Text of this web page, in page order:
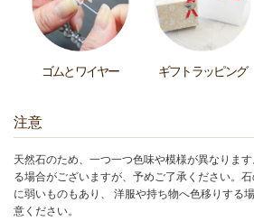
ゴムとワイヤー ギフトラッピング
注意
天然石のため、一つ一つ色味や模様が異なりま
る場合がございますが、予めご了承ください。
に弱いものもあり、 洋服や持ち物へ色移りする
意ください。